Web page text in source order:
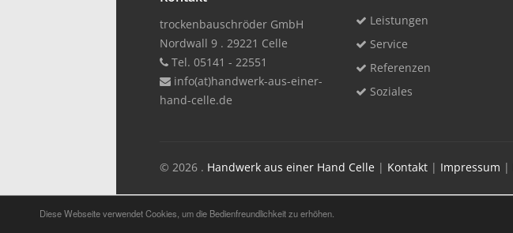
Diese Webseite verwendet Cookies, um die Bedienfreundlichkeit zu erhöhen.
trockenbauschröder GmbH
Nordwall 9 . 29221 Celle
Tel. 05141 - 22551
info(at)handwerk-aus-einer-
hand-celle.de
Leistungen
Service
Referenzen
Soziales
© 2026 . Handwerk aus einer Hand Celle | Kontakt | Impressum |